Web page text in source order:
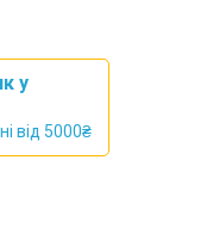
у
від 5000₴